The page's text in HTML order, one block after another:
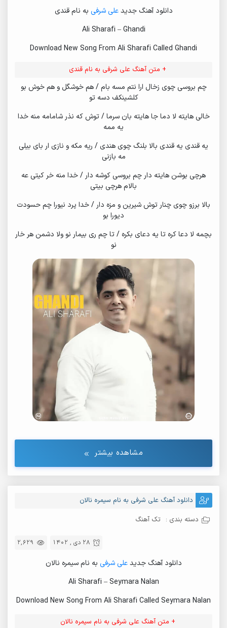
دانلود آهنگ جدیدعلی شرفی به نام قندی
Ali Sharafi – Ghandi
Download New Song From Ali Sharafi Called Ghandi
+ متن آهنگ علی شرفی به نام قندی
چم بروسی چوی زخال ارا نتم مسه بام / هم خوشگل و هم خوش بو
کلشینکف دسه تو
خالی هایته لا دما جا هایته بان سرما / توش که نذر شامامه منه خدا
یه ممه
یه قندی یه قندی بالا بلنگ چوی هندی / ریه مکه و نازی ار بای بیلی
مه بازنی
هرچی بوشن هایته دار چم بروسی کوشه دار / خدا منه خر کیتی عه
بالام هرچی بیتی
بالا برزو چوی چنار توش شیرین و مزه دار / خدا پرد نیورا چم حسودت
دیورا بو
بچمه لا دعا کره تا یه دعای بکره / تا چم ری بیمار نو ولا دشمن هر خار
نو
مشاهده بیشتر
دانلود آهنگ علی شرفی به نام سیمره نالان
دسته بندی : تک آهنگ
2,629 28 دی , 1402
دانلود آهنگ جدیدعلی شرفی به نام سیمره نالان
Ali Sharafi – Seymara Nalan
Download New Song From Ali Sharafi Called Seymara Nalan
+ متن آهنگ علی شرفی به نام سیمره نالان